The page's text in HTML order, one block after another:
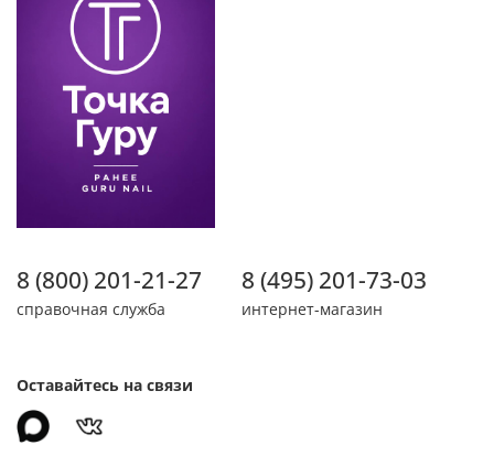
8 (800) 201-21-27
справочная служба
8 (495) 201-73-03
интернет-магазин
Оставайтесь на связи